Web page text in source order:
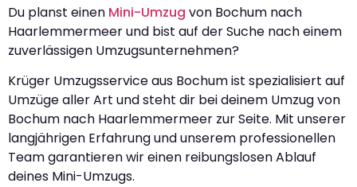
Du planst einen Mini-Umzug von Bochum nach
Haarlemmermeer und bist auf der Suche nach einem
zuverlässigen Umzugsunternehmen?
Krüger Umzugsservice aus Bochum ist spezialisiert auf
Umzüge aller Art und steht dir bei deinem Umzug von
Bochum nach Haarlemmermeer zur Seite. Mit unserer
langjährigen Erfahrung und unserem professionellen
Team garantieren wir einen reibungslosen Ablauf
deines Mini-Umzugs.